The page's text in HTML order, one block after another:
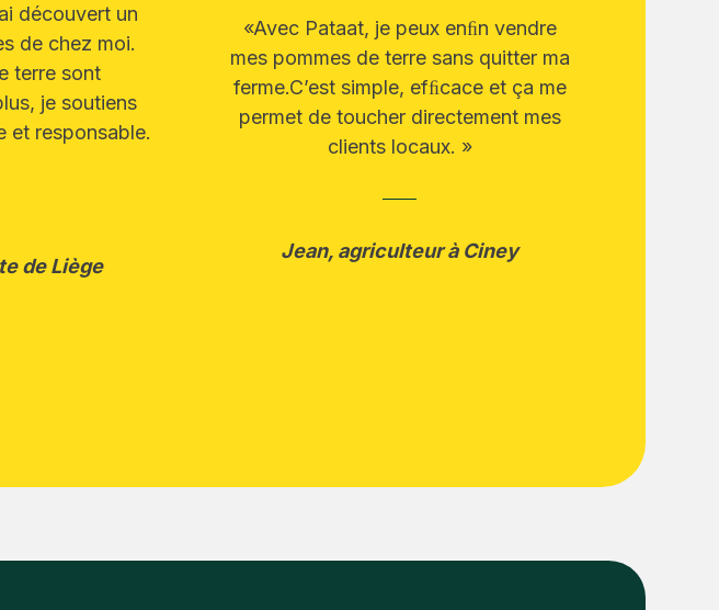
découvert un
de chez moi.
terre sont
je soutiens
et responsable.
de Liège
«Avec Pataat, je peux enﬁn vendre
mes pommes de terre sans quitter ma
ferme.C’est simple, efﬁcace et ça me
permet de toucher directement mes
clients locaux. »
Jean, agriculteur à Ciney